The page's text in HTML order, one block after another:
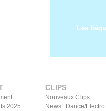
Les
2025
CLIPS
Nouveaux Clips
News : Dance/Electro